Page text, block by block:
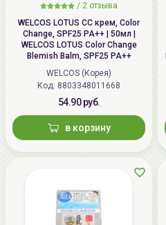
/ 2 отзыва
WELCOS LOTUS СС крем, Color
Change, SPF25 PA++ | 50мл |
WELCOS LOTUS Color Change
Blemish Balm, SPF25 PA++
WELCOS (Корея)
Код: 8803348011668
54.90 руб.
в корзину